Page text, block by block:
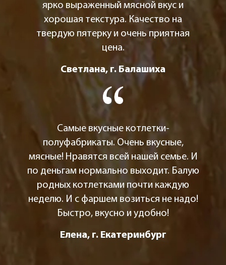
ярко выраженный мясной вкус и
хорошая текстура. Качество на
твердую пятерку и очень приятная
цена.
Светлана, г. Балашиха
Самые вкусные котлетки-
полуфабрикаты. Очень вкусные,
мясные! Нравятся всей нашей семье. И
по деньгам нормально выходит. Балую
родных котлетками почти каждую
неделю. И с фаршем возиться не надо!
Быстро, вкусно и удобно!
Елена, г. Екатеринбург